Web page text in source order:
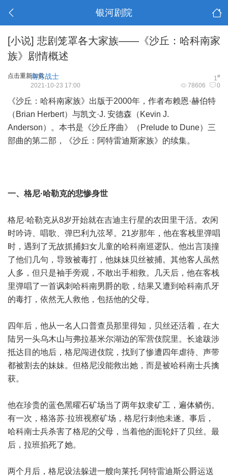
银河剧院
[小说] 悲剧笼罩各大家族——《沙丘：哈科南家
族》剧情概述
点击重新加载 1#
南方战士
78606 0
2021-10-23 17:00
《沙丘：哈科南家族》出版于2000年，作者布赖恩·赫伯特
（Brian Herbert）与凯文·J. 安德森（Kevin J.
Anderson）。本书是《沙丘序曲》（Prelude to Dune）三
部曲的第二部，
《沙丘：阿特雷迪斯家族》 的续集。
一、格尼·哈勒克的悲惨身世
格尼·哈勒克从8岁开始就在吉迪主行星的农田里干活。农闲
时吟诗、唱歌、弹巴利九弦琴。21岁那年，他在客栈里弹唱
时，遇到了无故抓捕妇女儿童的哈科南巡逻队。他出言顶撞
了他们几句，导致被毒打，他妹妹贝丝被捕。其他客人虽然
人多，但只是袖手旁观，不敢出手相救。几天后，他在客栈
里弹唱了一首讽刺哈科南男爵的歌，结果又遭到哈科南爪牙
的毒打，依然无人救他，包括他的父母。
四年后，他从一名人口普查员那里得知，贝丝还活着，在大
陆另一头乌木山与弗拉基米尔湖边的军营伎院里。长途跋涉
抵达目的地后，格尼闯进伎院，找到了惨遭四年虐待、声带
都被割去的妹妹。但格尼没能救出她，而是被哈科南士兵擒
获。
他在珍贵的蓝色黑曜石矿场当了两年奴隶矿工，遍体鳞伤。
有一次，格洛苏·拉班视察矿场，格尼行刺他未遂。事后，
哈科南士兵杀害了格尼的父母，当着他的面轮奸了贝丝。最
后，拉班掐死了她。
两个月后，格尼设法躲进一艘向莱托·阿特雷迪斯公爵运送